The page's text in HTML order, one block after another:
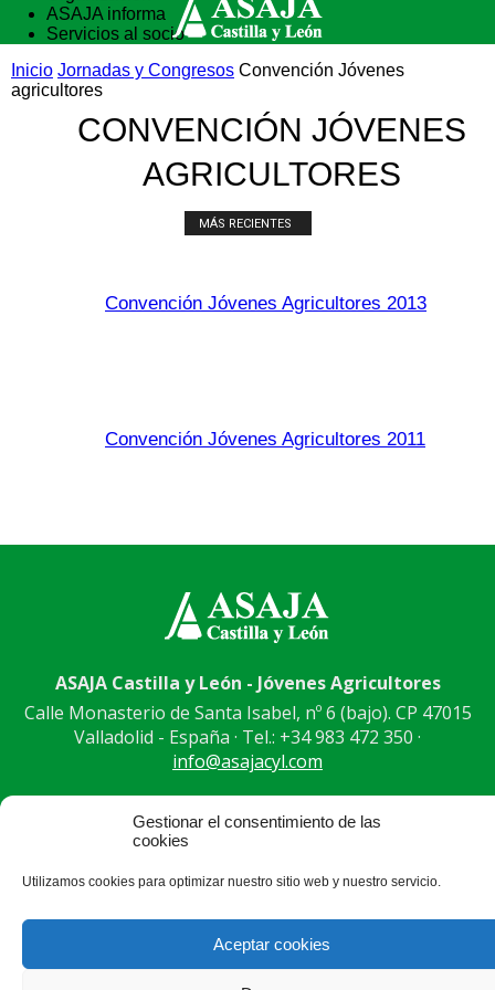
Gestionar el consentimiento de las
cookies
Utilizamos cookies para optimizar nuestro sitio web y nuestro servicio.
Aceptar cookies
ASAJA informa
Servicios al socio
Formación
Inicio Jornadas y Congresos Convención Jóvenes
agricultores
CONVENCIÓN JÓVENES
AGRICULTORES
MÁS RECIENTES
Convención Jóvenes Agricultores 2013
Convención Jóvenes Agricultores 2011
ASAJA Castilla y León - Jóvenes Agricultores
Calle Monasterio de Santa Isabel, nº 6 (bajo). CP 47015
Valladolid - España · Tel.: +34 983 472 350 ·
info@asajacyl.com
| | © Aviso Legal | Xolido® |